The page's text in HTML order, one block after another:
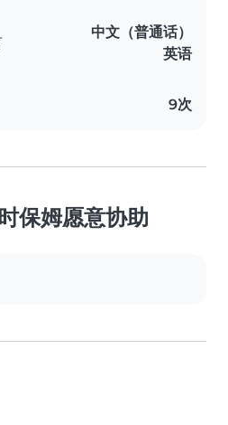
中文（普通话）
英语
9次
保姆愿意协助